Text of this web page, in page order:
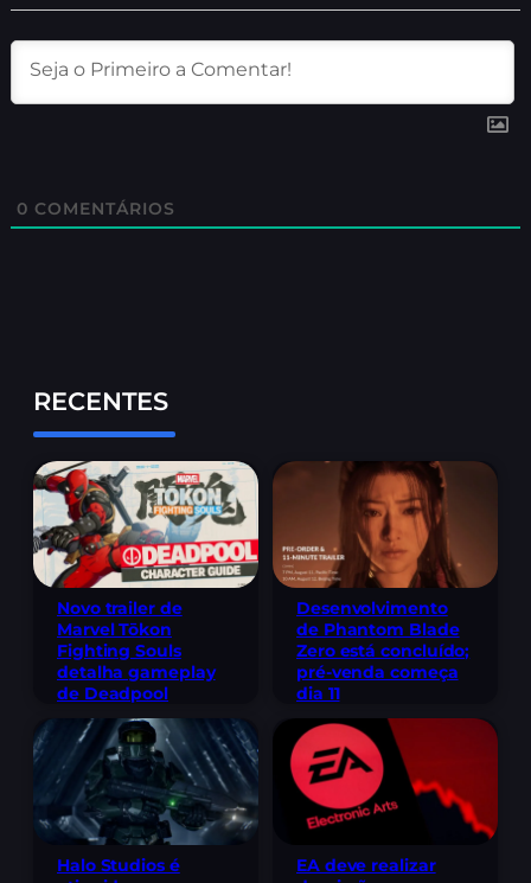
0 COMENTÁRIOS
RECENTES
Novo trailer de
Marvel Tōkon
Fighting Souls
detalha gameplay
de Deadpool
Desenvolvimento
de Phantom Blade
Zero está concluído;
pré-venda começa
dia 11
Halo Studios é
EA deve realizar